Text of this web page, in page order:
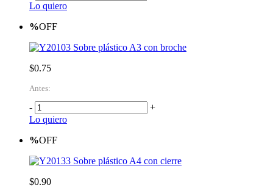
Lo quiero
%OFF
Sobre plástico A3 con broche
$0.75
Antes:
-
+
Lo quiero
%OFF
Sobre plástico A4 con cierre
$0.90